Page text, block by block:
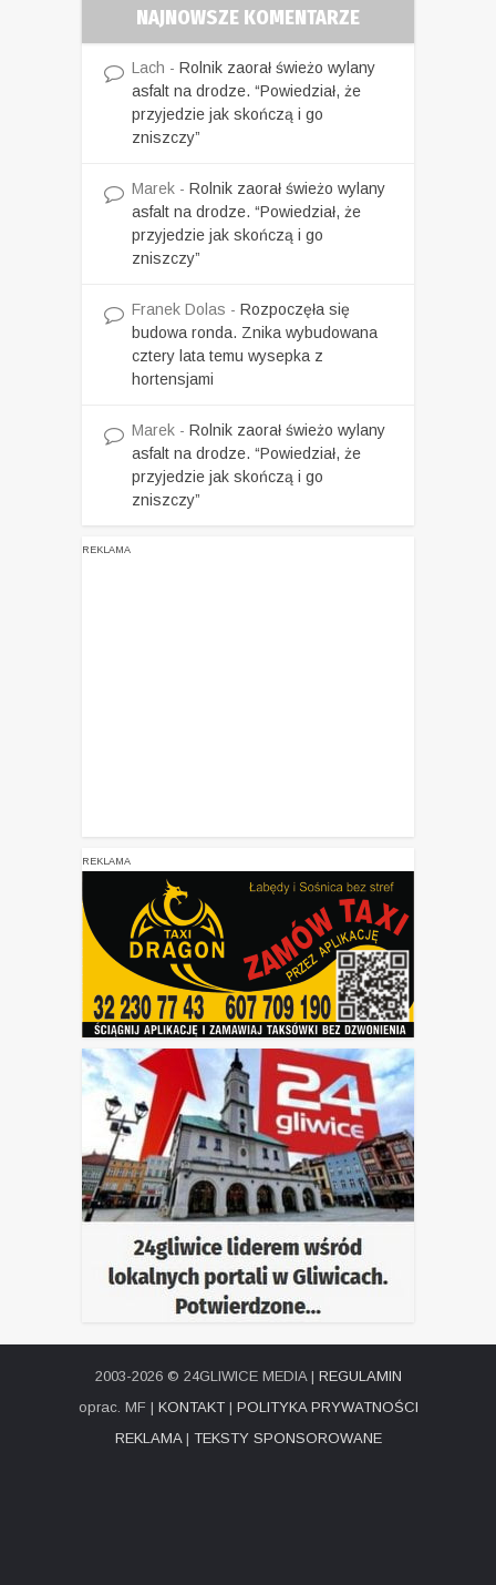
NAJNOWSZE KOMENTARZE
Lach - Rolnik zaorał świeżo wylany
asfalt na drodze. “Powiedział, że
przyjedzie jak skończą i go
zniszczy”
Marek - Rolnik zaorał świeżo wylany
asfalt na drodze. “Powiedział, że
przyjedzie jak skończą i go
zniszczy”
Franek Dolas - Rozpoczęła się
budowa ronda. Znika wybudowana
cztery lata temu wysepka z
hortensjami
Marek - Rolnik zaorał świeżo wylany
asfalt na drodze. “Powiedział, że
przyjedzie jak skończą i go
zniszczy”
REKLAMA
REKLAMA
2003-2026 © 24GLIWICE MEDIA | REGULAMIN
oprac. MF | KONTAKT| POLITYKA PRYWATNOŚCI
REKLAMA| TEKSTY SPONSOROWANE